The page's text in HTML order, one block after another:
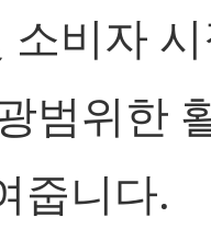
소비자
범위한
줍니다.